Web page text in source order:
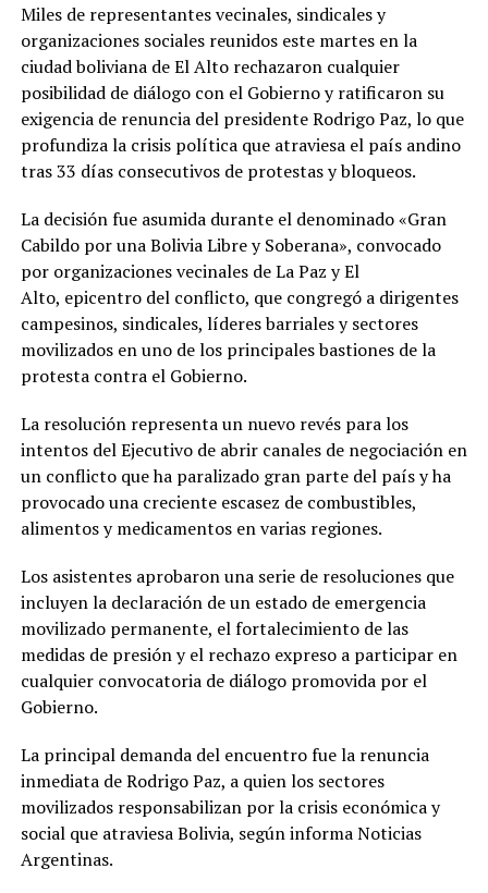
Miles de representantes vecinales, sindicales y
organizaciones sociales reunidos este martes en la
ciudad boliviana de El Alto rechazaron cualquier
posibilidad de diálogo con el Gobierno y ratificaron su
exigencia de renuncia del presidente Rodrigo Paz, lo que
profundiza la crisis política que atraviesa el país andino
tras 33 días consecutivos de protestas y bloqueos.
La decisión fue asumida durante el denominado «Gran
Cabildo por una Bolivia Libre y Soberana», convocado
por organizaciones vecinales de La Paz y El
Alto, epicentro del conflicto, que congregó a dirigentes
campesinos, sindicales, líderes barriales y sectores
movilizados en uno de los principales bastiones de la
protesta contra el Gobierno.
La resolución representa un nuevo revés para los
intentos del Ejecutivo de abrir canales de negociación en
un conflicto que ha paralizado gran parte del país y ha
provocado una creciente escasez de combustibles,
alimentos y medicamentos en varias regiones.
Los asistentes aprobaron una serie de resoluciones que
incluyen la declaración de un estado de emergencia
movilizado permanente, el fortalecimiento de las
medidas de presión y el rechazo expreso a participar en
cualquier convocatoria de diálogo promovida por el
Gobierno.
La principal demanda del encuentro fue la renuncia
inmediata de Rodrigo Paz, a quien los sectores
movilizados responsabilizan por la crisis económica y
social que atraviesa Bolivia, según informa Noticias
Argentinas.